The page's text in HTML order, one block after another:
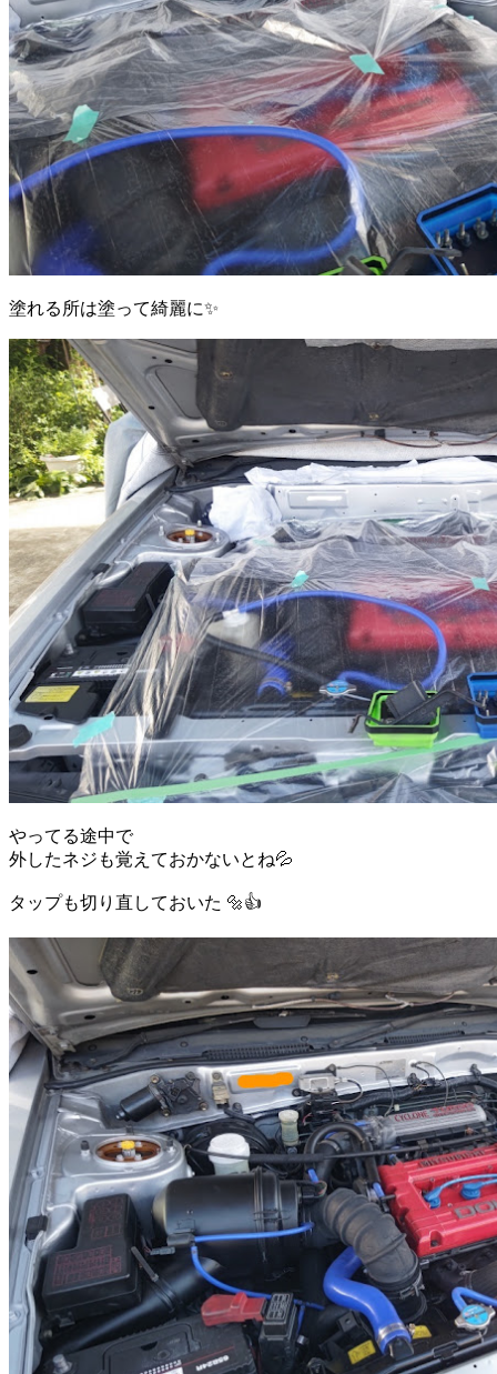
塗れる所は塗って綺麗に✨
やってる途中で
外したネジも覚えておかないとね💦
タップも切り直しておいた 🔩👍